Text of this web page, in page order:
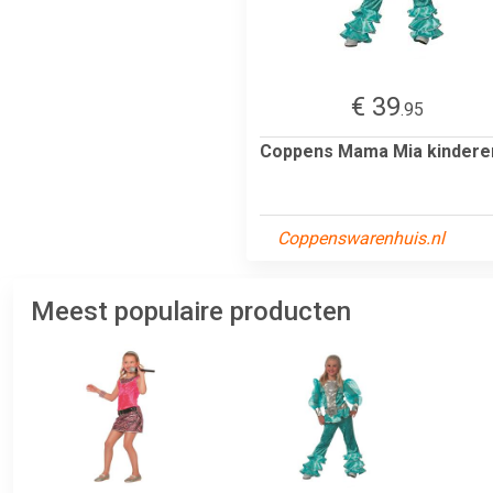
€ 39.95
Coppens Mama Mia
Coppenswarenhuis.nl
Meest populaire producten